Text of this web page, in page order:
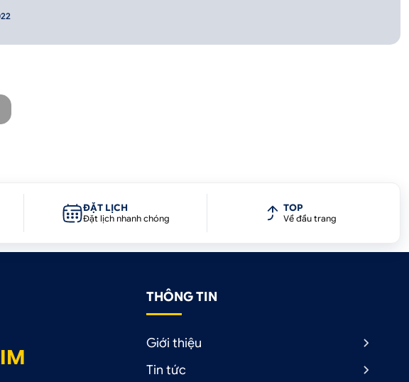
ĐẶT LỊCH
Đặt lịch nhanh chóng
TOP
Về đầu trang
THÔNG TIN
Giới thiệu
Tin tức